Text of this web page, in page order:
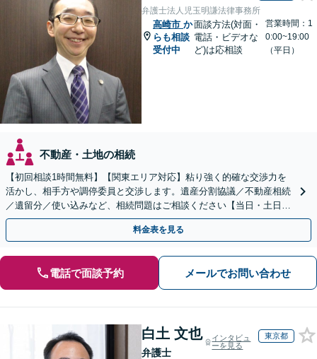
弁護士法人児玉明謙法律事務所
高崎市 か
らも相談
受付中
面談方法(対面・
電話・ビデオな
ど)は応相談
営業時間：1
0:00~19:00
（平日）
不動産・土地の相続
【初回相談1時間無料】【関東エリア対応】粘り強く的確な交渉力を
活かし、相手方や調停委員と交渉します。遺産分割協議／不動産相続
／遺留分／使い込みなど、相続問題はご相談ください【当日・土日対
応可】トラブル前の段階でも相談可。メール24時間受付
料金表を見る
電話で面談予約 メールでお問い合わせ
白土 文也
弁護士
インタビュ
ーを見る
東京都